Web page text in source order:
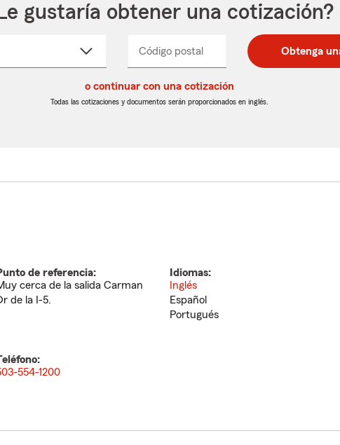
gustaría obtener una cotización?
Código postal
postal
de
postal
de
_____ Obtenga
o continuar con una cotización
Todas las cotizaciones y documentos serán proporcionados en inglés.
de referencia:
cerca de la salida Carman
de la I-5.
Idiomas:
Inglés
Español
Portugués
554-1200